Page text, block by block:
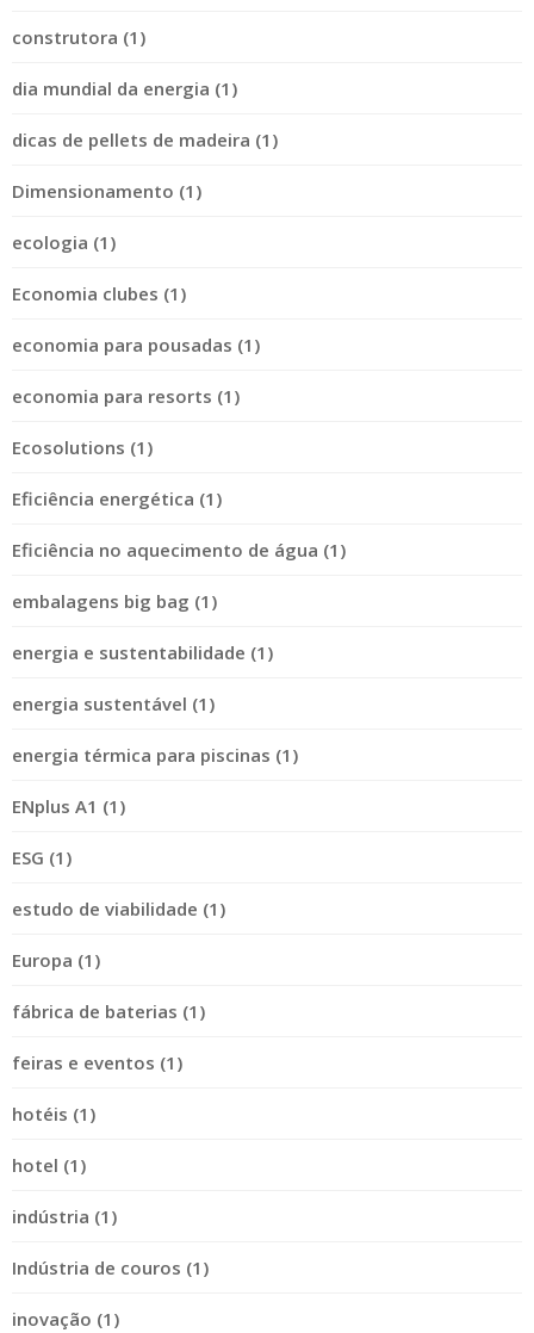
construtora (1)
dia mundial da energia (1)
dicas de pellets de madeira (1)
Dimensionamento (1)
ecologia (1)
Economia clubes (1)
economia para pousadas (1)
economia para resorts (1)
Ecosolutions (1)
Eficiência energética (1)
Eficiência no aquecimento de água (1)
embalagens big bag (1)
energia e sustentabilidade (1)
energia sustentável (1)
energia térmica para piscinas (1)
ENplus A1 (1)
ESG (1)
estudo de viabilidade (1)
Europa (1)
fábrica de baterias (1)
feiras e eventos (1)
hotéis (1)
hotel (1)
indústria (1)
Indústria de couros (1)
inovação (1)